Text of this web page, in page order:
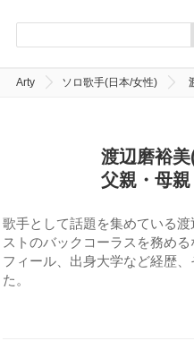
Arty ソロ歌手(日本/女性)
渡辺磨裕
父親・母
歌手として話題を集めている
ストのバックコーラスを務め
フィール、出身大学など経歴
た。